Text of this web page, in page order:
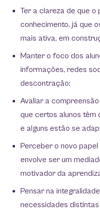
Ter a clareza de que o
conhecimento, já que
mais ativa, em
Manter o foco dos
informações, redes
descontração;
Avaliar a
que certos alunos têm
e alguns estão se
Perceber o novo
envolve ser um
motivador da
Pensar na
necessidades